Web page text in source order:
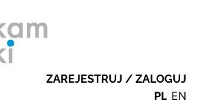
ZAREJESTRUJ / ZALOGUJ
PL EN